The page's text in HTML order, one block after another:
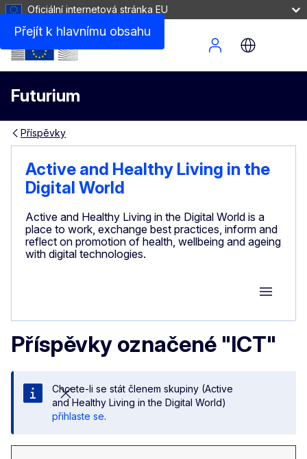
Přejít k hlavnímu obsahu
Oficiální internetová stránka EU
Futurium
Site Menu
Příspěvky
Active and Healthy Living in the
Digital World
Active and Healthy Living in the Digital World is a
place to work, exchange best practices, inform and
reflect on promotion of health, wellbeing and ageing
with digital technologies.
Group
Příspěvky označené "ICT"
Chcete-li se stát členem skupiny (Active
and Healthy Living in the Digital World)
přihlaste se.